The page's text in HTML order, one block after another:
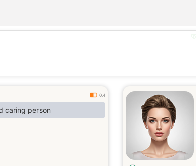
0.4
caring person